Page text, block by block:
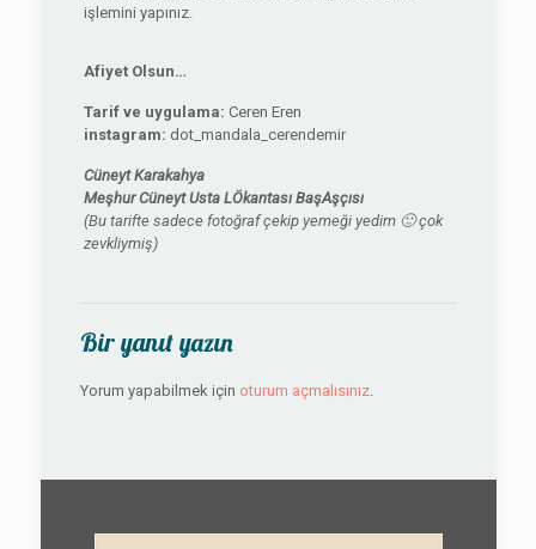
işlemini yapınız.
Afiyet Olsun…
Tarif ve uygulama: Ceren Eren
instagram: dot_mandala_cerendemir
Cüneyt Karakahya
Meşhur Cüneyt Usta LÖkantası BaşAşçısı
(Bu tarifte sadece fotoğraf çekip yemeği yedim 🙂 çok
zevkliymiş)
Bir yanıt yazın
Yorum yapabilmek için oturum açmalısınız.